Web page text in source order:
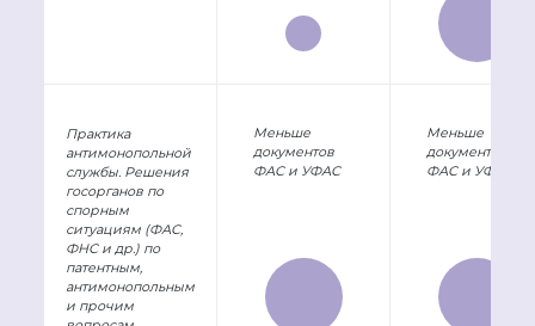
Практика
антимонопольной
службы. Решения
госорганов по
спорным
ситуациям (ФАС,
ФНС и др.) по
патентным,
антимонопольным
и прочим
Меньше
документов
ФАС и УФАС
Меньше
документов
ФАС и УФАС